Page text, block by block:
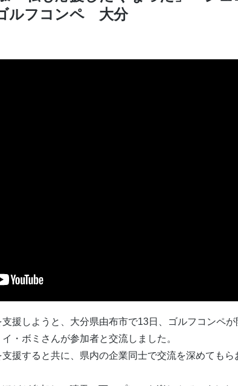
ルフコンペ 大分
援しようと、大分県由布市で13日、ゴルフコンペ
・ボミさんが参加者と交流しました。
援すると共に、県内の企業同士で交流を深めてもら